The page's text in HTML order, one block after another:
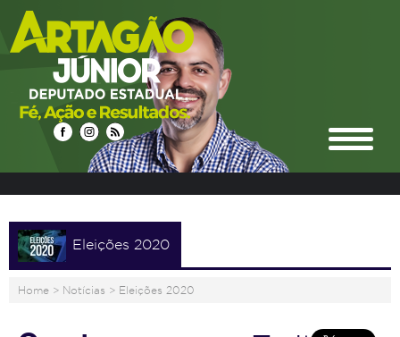
Eleições 2020
Home > Notícias > Eleições 2020